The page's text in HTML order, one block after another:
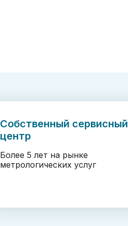
Собственный сервисный
центр
Более 5 лет на рынке
метрологических услуг